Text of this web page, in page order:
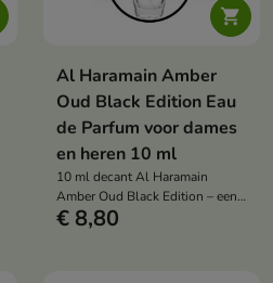

Al Haramain Amber
Oud Black Edition Eau
de Parfum voor dames
en heren 10 ml
10 ml decant Al Haramain
Amber Oud Black Edition – een
luxueuze, oosterse, warme
€ 8,80